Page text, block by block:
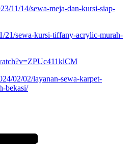
11/14/sewa-meja-dan-kursi-siap-
21/sewa-kursi-tiffany-acrylic-murah-
02/02/layanan-sewa-karpet-
bekasi/